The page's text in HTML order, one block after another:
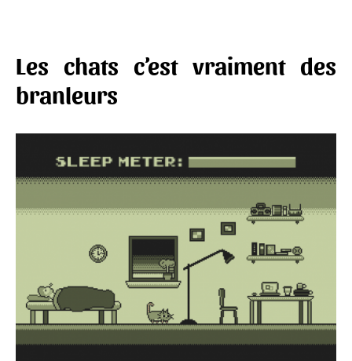
Les chats c’est vraiment des
branleurs